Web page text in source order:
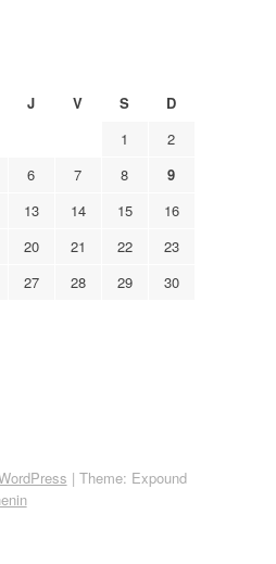
J V S
D
1
2
6 7 8
9
13 14 15
16
20 21 22
23
27 28 29
30
| Theme: Expound